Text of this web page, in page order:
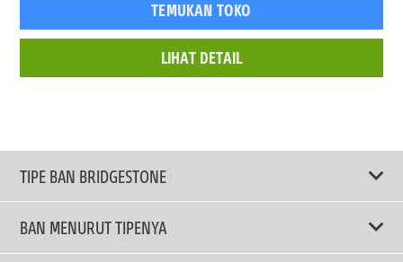
TEMUKAN TOKO
LIHAT DETAIL
TIPE BAN BRIDGESTONE
BAN MENURUT TIPENYA